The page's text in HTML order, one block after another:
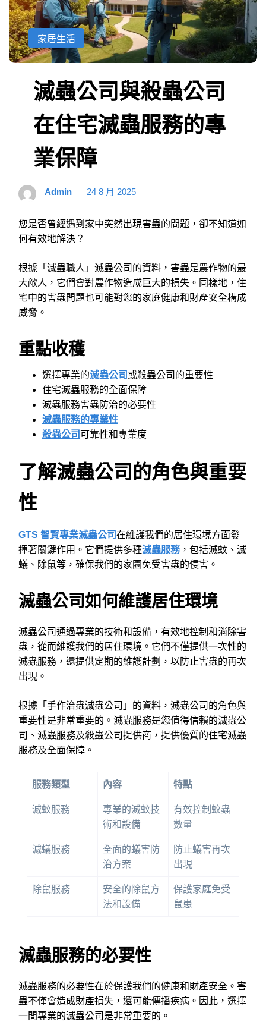
家居生活
滅蟲公司與殺蟲公司
在住宅滅蟲服務的專
業保障
Admin 24 8 月 2025
您是否曾經遇到家中突然出現害蟲的問題，卻不知道如
何有效地解決？
根據「滅蟲職人」滅蟲公司的資料，害蟲是農作物的最
大敵人，它們會對農作物造成巨大的損失。同樣地，住
宅中的害蟲問題也可能對您的家庭健康和財產安全構成
威脅。
重點收穫
選擇專業的滅蟲公司 或殺蟲公司的重要性
住宅滅蟲服務的全面保障
滅蟲服務害蟲防治的必要性
滅蟲服務的專業性
殺蟲公司可靠性和專業度
了解滅蟲公司的角色與重要
性
GTS 智賢專業滅蟲公司 在維護我們的居住環境方面發
揮著關鍵作用。它們提供多種滅蟲服務，包括滅蚊、滅
蟻、除鼠等，確保我們的家園免受害蟲的侵害。
滅蟲公司如何維護居住環境
滅蟲公司通過專業的技術和設備，有效地控制和消除害
蟲，從而維護我們的居住環境。它們不僅提供一次性的
滅蟲服務，還提供定期的維護計劃，以防止害蟲的再次
出現。
根據「手作治蟲滅蟲公司」的資料，滅蟲公司的角色與
重要性是非常重要的。滅蟲服務是您值得信賴的滅蟲公
司、滅蟲服務及殺蟲公司提供商，提供優質的住宅滅蟲
服務及全面保障。
服務類型 內容 特點
滅蚊服務
專業的滅蚊技
術和設備
有效控制蚊蟲
數量
滅蟻服務
全面的蟻害防
治方案
防止蟻害再次
出現
除鼠服務
安全的除鼠方
法和設備
保護家庭免受
鼠患
滅蟲服務的必要性
滅蟲服務的必要性在於保護我們的健康和財產安全。害
蟲不僅會造成財產損失，還可能傳播疾病。因此，選擇
一間專業的滅蟲公司是非常重要的。